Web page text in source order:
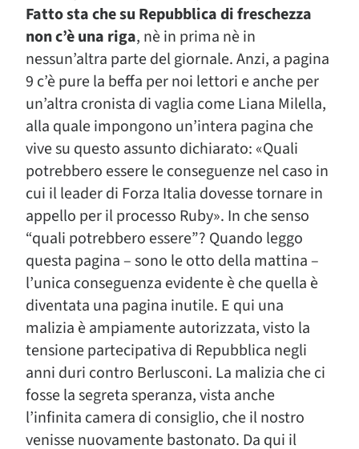
Fatto sta che su Repubblica di freschezza
non c’è una riga, nè in prima nè in
nessun’altra parte del giornale. Anzi, a pagina
9 c’è pure la beffa per noi lettori e anche per
un’altra cronista di vaglia come Liana Milella,
alla quale impongono un’intera pagina che
vive su questo assunto dichiarato: «Quali
potrebbero essere le conseguenze nel caso in
cui il leader di Forza Italia dovesse tornare in
appello per il processo Ruby». In che senso
“quali potrebbero essere”? Quando leggo
questa pagina – sono le otto della mattina –
l’unica conseguenza evidente è che quella è
diventata una pagina inutile. E qui una
malizia è ampiamente autorizzata, visto la
tensione partecipativa di Repubblica negli
anni duri contro Berlusconi. La malizia che ci
fosse la segreta speranza, vista anche
l’infinita camera di consiglio, che il nostro
venisse nuovamente bastonato. Da qui il